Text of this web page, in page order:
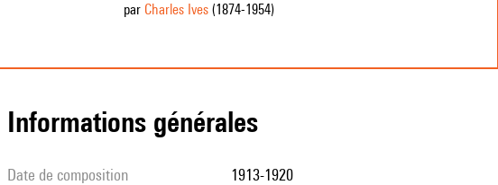
par Charles Ives(1874-1954)
informations générales
date de composition 1913-1920